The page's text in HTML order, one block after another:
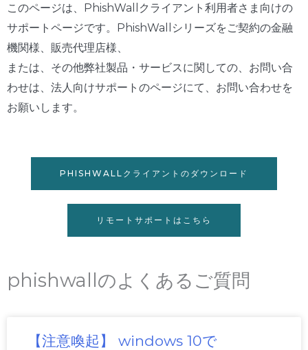
このページは、PhishWallクライアント利用者さま向けの
サポートページです。PhishWallシリーズをご契約の金融
機関様、販売代理店様、
または、その他弊社製品・サービスに関しての、お問い合
わせは、法人向けサポートのページにて、お問い合わせを
お願いします。
PHISHWALLクライアントのダウンロード
リモートサポートはこちら
phishwallのよくあるご質問
【注意喚起】 windows 10で